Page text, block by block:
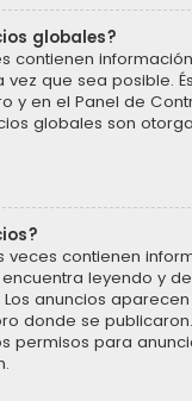
globales?
contienen
que sea posible.
y en el Panel de
globales son
veces contienen
leyendo y
anuncios
donde se
permisos para